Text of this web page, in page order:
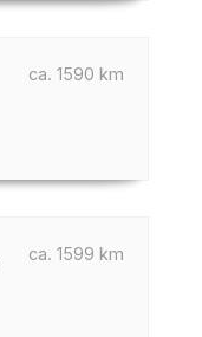
ca. 1590 km
ca. 1599 km